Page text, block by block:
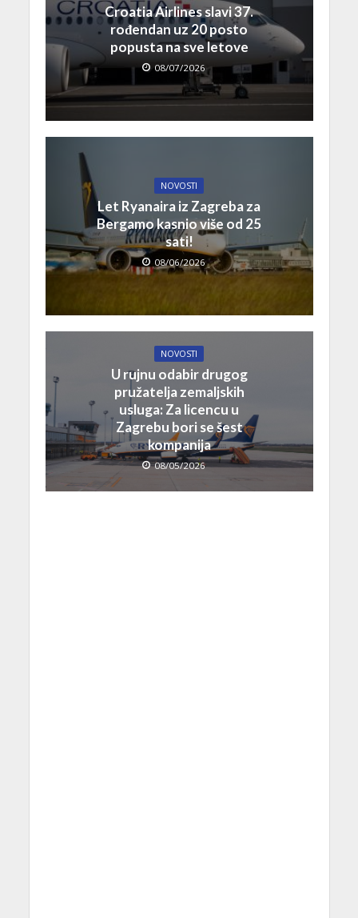
Croatia Airlines slavi 37.
rođendan uz 20 posto
popusta na sve letove
08/07/2026
NOVOSTI
Let Ryanaira iz Zagreba za
Bergamo kasnio više od 25
sati!
08/06/2026
NOVOSTI
U rujnu odabir drugog
pružatelja zemaljskih
usluga: Za licencu u
Zagrebu bori se šest
kompanija
08/05/2026